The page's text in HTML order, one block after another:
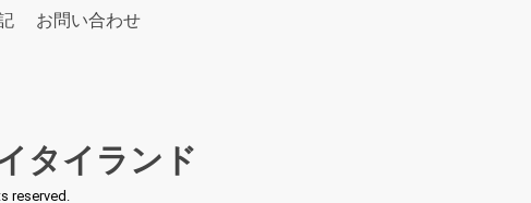
お問い合わせ
タイランド
reserved.